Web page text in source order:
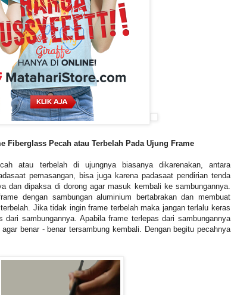
Fiberglass Pecah atau Terbelah Pada Ujung Frame
atau terbelah di ujungnya biasanya dikarenakan, antara
pemasangan, bisa juga karena padasaat pendirian tenda
dan dipaksa di dorong agar masuk kembali ke sambungannya.
dengan sambungan aluminium bertabrakan dan membuat
Jika tidak ingin frame terbelah maka jangan terlalu keras
dari sambungannya. Apabila frame terlepas dari sambungannya
benar - benar tersambung kembali. Dengan begitu pecahnya